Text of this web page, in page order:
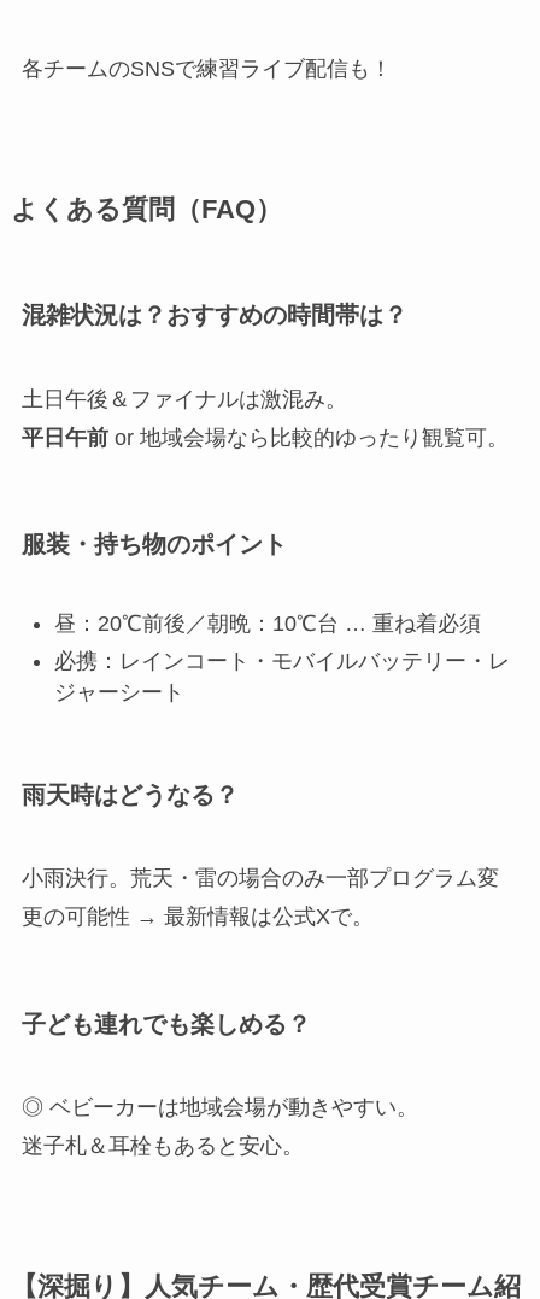
各チームのSNSで練習ライブ配信も！
よくある質問（FAQ）
混雑状況は？おすすめの時間帯は？
土日午後＆ファイナルは激混み。
平日午前or 地域会場なら比較的ゆったり観覧可。
服装・持ち物のポイント
昼：20℃前後／朝晩：10℃台 … 重ね着必須
必携：レインコート・モバイルバッテリー・レ
ジャーシート
雨天時はどうなる？
小雨決行。荒天・雷の場合のみ一部プログラム変
更の可能性 → 最新情報は公式Xで。
子ども連れでも楽しめる？
◎ ベビーカーは地域会場が動きやすい。
迷子札＆耳栓もあると安心。
【深掘り】人気チーム・歴代受賞チーム紹